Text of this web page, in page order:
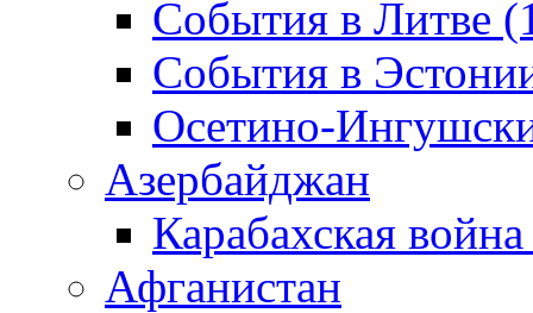
События в Литве
События в
Осетино-
Азербайджан
Карабахская
Афганистан